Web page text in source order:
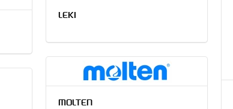
LEKI
MOLTEN